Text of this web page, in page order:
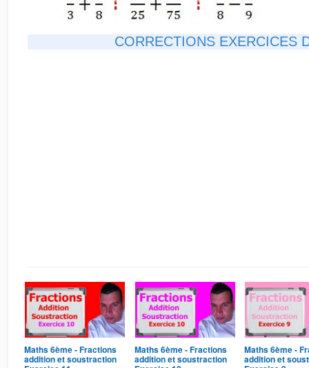
CORRECTIONS EXERCICES
Maths 6ème - Fractions
addition et soustraction
Maths 6ème - Fractions
addition et soustraction
Maths 6ème -
addition et